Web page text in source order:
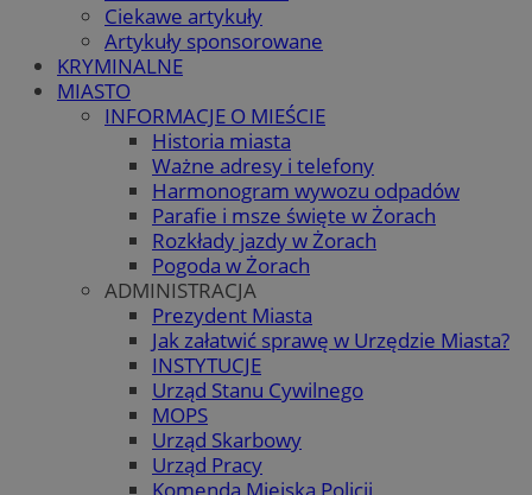
Ciekawe artykuły
Artykuły sponsorowane
KRYMINALNE
MIASTO
INFORMACJE O MIEŚCIE
Historia miasta
Ważne adresy i telefony
Harmonogram wywozu odpadów
Parafie i msze święte w Żorach
Rozkłady jazdy w Żorach
Pogoda w Żorach
ADMINISTRACJA
Prezydent Miasta
Jak załatwić sprawę w Urzędzie Miasta?
INSTYTUCJE
Urząd Stanu Cywilnego
MOPS
Urząd Skarbowy
Urząd Pracy